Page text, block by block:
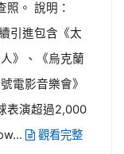
照。 說明：
引進包含《太
》、《烏克蘭
電影音樂會》
表演超過2,000
觀看完整